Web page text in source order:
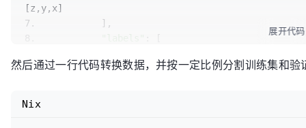
[z,y,x]
7.            ],
: [
10.                    resample,
12.
展开代码
然后通过一行代码转换数据，并按一定比例分割训练集和验
Nix